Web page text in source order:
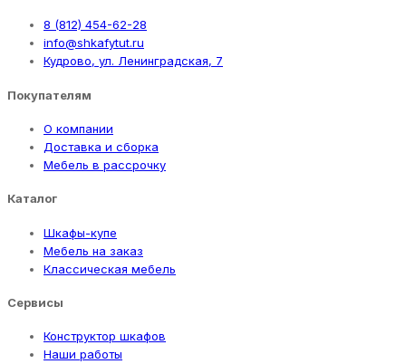
8 (812) 454-62-28
info@shkafytut.ru
Кудрово, ул. Ленинградская, 7
Покупателям
О компании
Доставка и сборка
Мебель в рассрочку
Каталог
Шкафы-купе
Мебель на заказ
Классическая мебель
Сервисы
Конструктор шкафов
Наши работы